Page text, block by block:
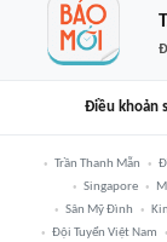
Điều khoản
Trần Thanh Mẫn
Singapore
Sân Mỹ Đình
Đội Tuyển Việt Nam